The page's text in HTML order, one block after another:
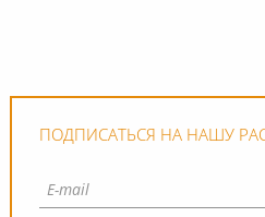
ПОДПИСАТЬСЯ НА НАШУ